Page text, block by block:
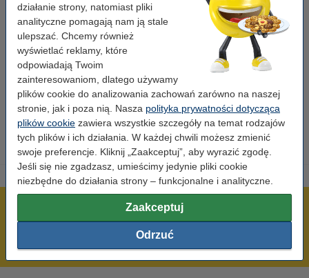
działanie strony, natomiast pliki
analityczne pomagają nam ją stale
ulepszać. Chcemy również
wyświetlać reklamy, które
odpowiadają Twoim
zainteresowaniom, dlatego używamy
plików cookie do analizowania zachowań zarówno na naszej
stronie, jak i poza nią. Nasza polityka prywatności dotycząca
plików cookie zawiera wszystkie szczegóły na temat rodzajów
tych plików i ich działania. W każdej chwili możesz zmienić
swoje preferencje. Kliknij „Zaakceptuj”, aby wyrazić zgodę.
Jeśli się nie zgadzasz, umieścimy jedynie pliki cookie
niezbędne do działania strony – funkcjonalne i analityczne.
Zaakceptuj
Odrzuć
Pojemność: 12 ml
Marka:
Numer artykułu: 041310
Numer: 008R07662
600 tysięcy zadowolonych klientów
Najniższe ceny!